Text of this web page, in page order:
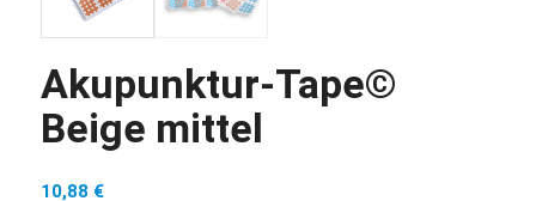
Akupunktur-Tape©
Beige mittel
10,88 €